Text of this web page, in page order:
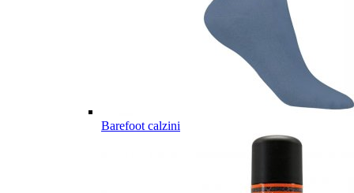
Barefoot calzini